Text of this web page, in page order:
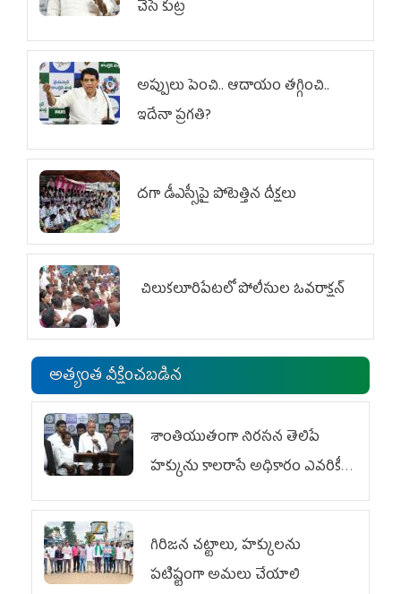
చేసే కుట్ర‌
అప్పులు పెంచి.. ఆదాయం తగ్గించి..
ఇదేనా ప్రగతి?
దగా డీఎస్సీపై పోటెత్తిన దీక్షలు
చిలుక‌లూరిపేట‌లో పోలీసుల ఓవ‌రాక్ష‌న్‌
అత్యంత వీక్షించబడిన
శాంతియుతంగా నిరసన తెలిపే
హక్కును కాలరాసే అధికారం ఎవరికీ
లేదు
గిరిజన చట్టాలు, హక్కులను
పటిష్టంగా అమలు చేయాలి